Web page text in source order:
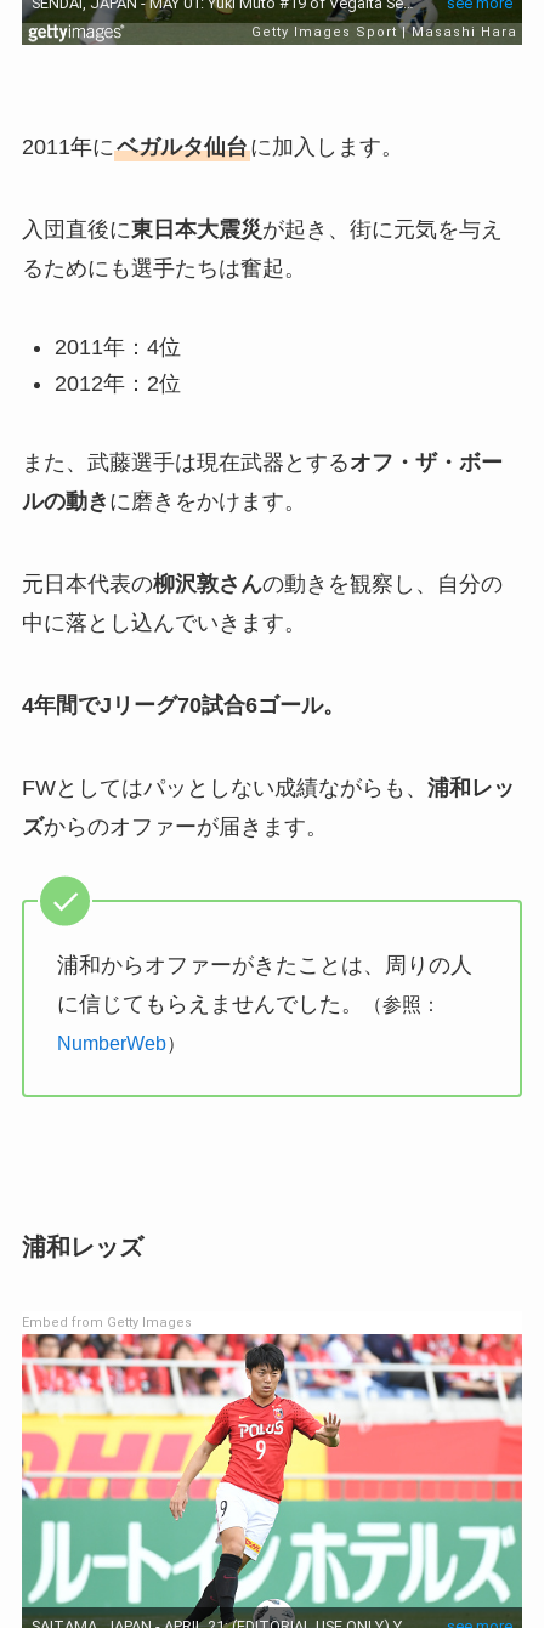
2011年にベガルタ仙台に加入します。
入団直後に東日本大震災が起き、街に元気を与え
るためにも選手たちは奮起。
2011年：4位
2012年：2位
また、武藤選手は現在武器とするオフ・ザ・ボー
ルの動き に磨きをかけます。
元日本代表の柳沢敦さんの動きを観察し、自分の
中に落とし込んでいきます。
4年間でJリーグ70試合6ゴール。
FWとしてはパッとしない成績ながらも、 浦和レッ
ズからのオファーが届きます。
浦和からオファーがきたことは、周りの人
に信じてもらえませんでした。
（参照：
NumberWeb）
浦和レッズ
Embed from Getty Images